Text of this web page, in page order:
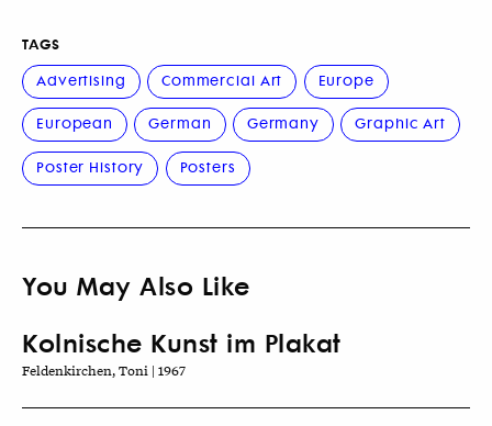
TAGS
Advertising
Commercial Art Europe
European German Germany Graphic Art
Poster History Posters
You May Also Like
Kolnische Kunst im Plakat
Feldenkirchen, Toni | 1967